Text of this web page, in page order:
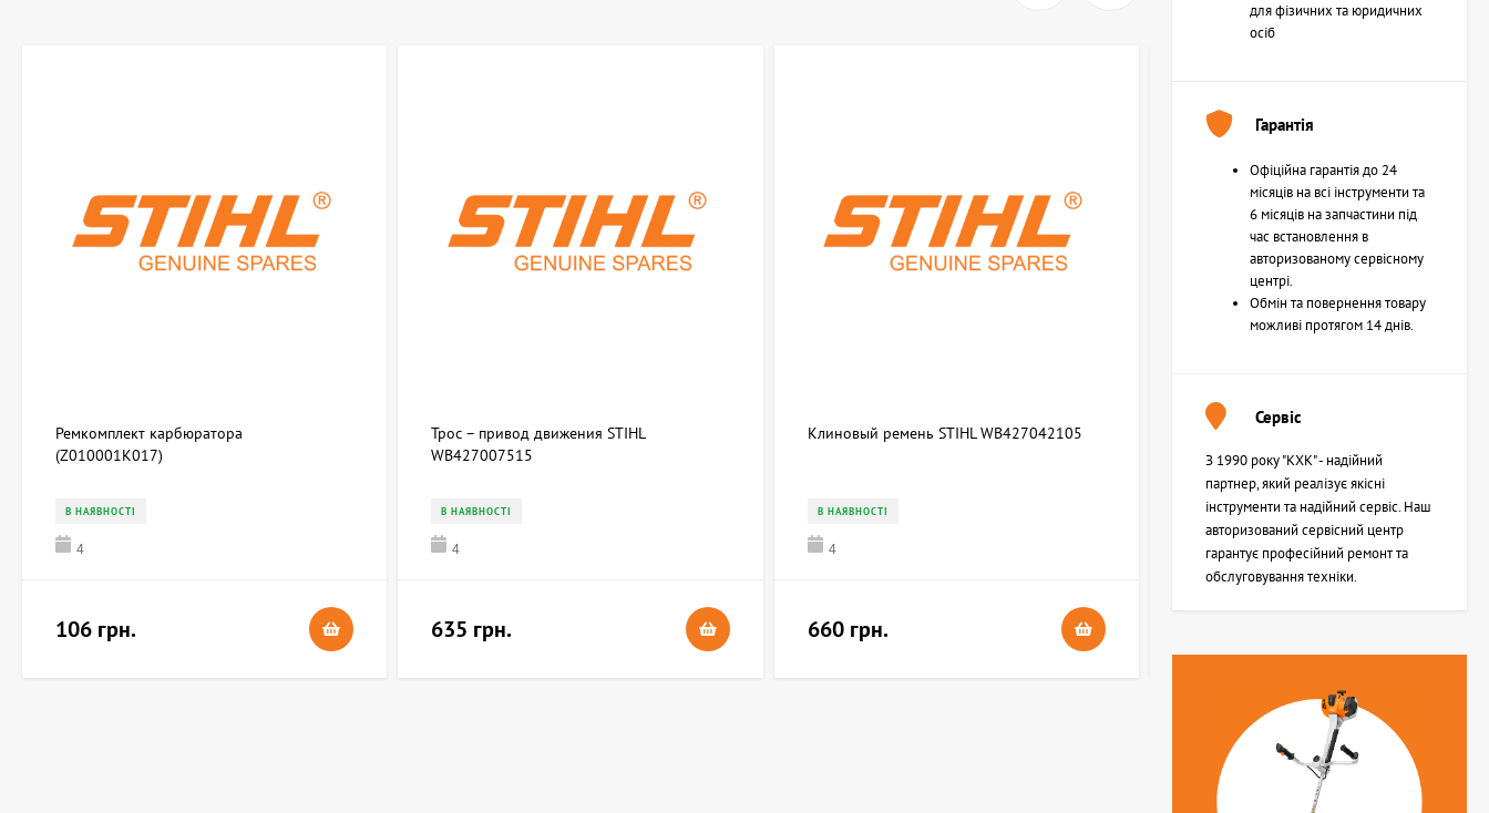
Ремкомплект карбюратора
(Z010001K017)
В НАЯВНОСТІ
4
106 грн.
Трос – привод движения STIHL
WB427007515
В НАЯВНОСТІ
4
635 грн.
Клиновый ремень STIHL WB427042105
В НАЯВНОСТІ
4
660 грн.
Возвратная пружина STIHL (Z000013Z000)
В НАЯВНОСТІ
4
для фізичних та юридичних
осіб
Гарантія
Офіційна гарантія до 24
місяців на всі інструменти та
6 місяців на запчастини під
час встановлення в
авторизованому сервісному
центрі.
Обмін та повернення товару
можливі протягом 14 днів.
Сервіс
З 1990 року "КХК" - надійний
партнер, який реалізує якісні
інструменти та надійний сервіс. Наш
авторизований сервісний центр
гарантує професійний ремонт та
обслуговування техніки.